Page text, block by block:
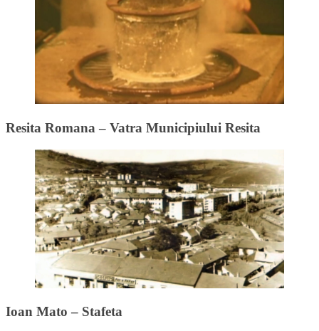
Resita Romana – Vatra Municipiului Resita
Ioan Mato – Stafeta